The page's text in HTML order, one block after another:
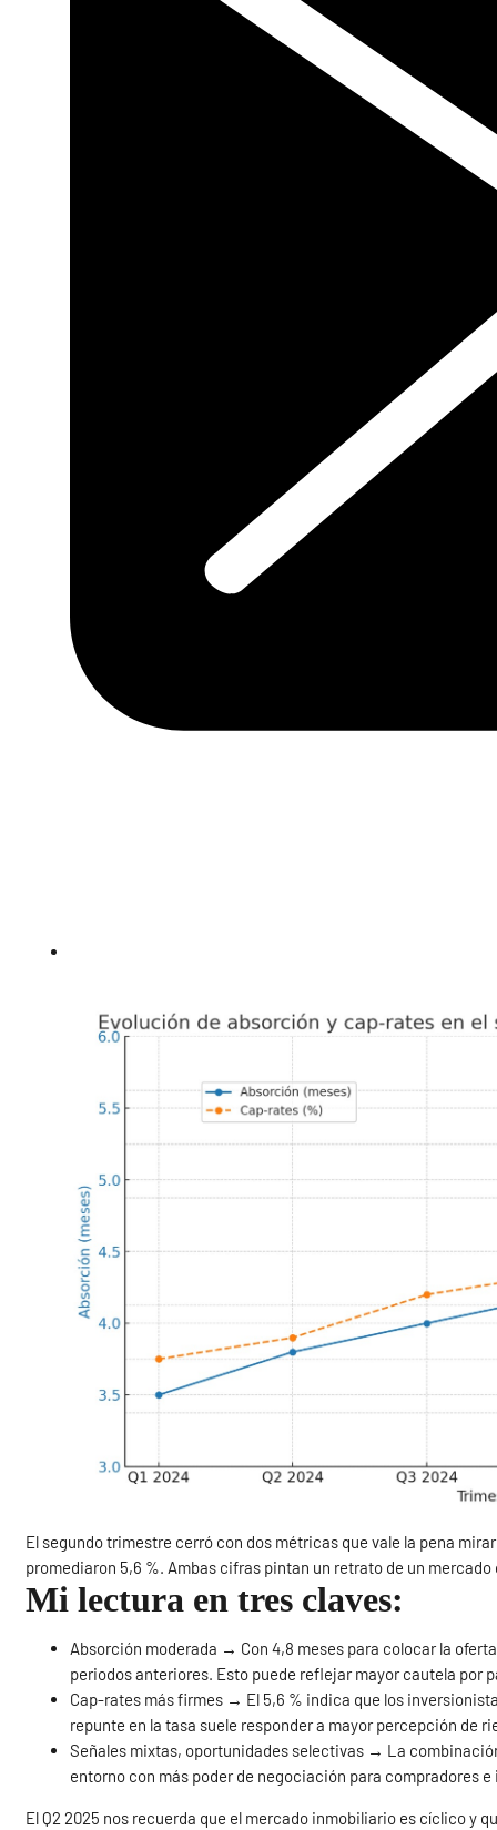
El segundo trimestre cerró con dos métricas que vale la pena
promediaron 5,6 %. Ambas cifras pintan un retrato de un
Mi lectura en tres claves:
Absorción moderada → Con 4,8 meses para colocar la
periodos anteriores. Esto puede reflejar mayor cautela por
Cap-rates más firmes → El 5,6 % indica que los
repunte en la tasa suele responder a mayor percepción de
Señales mixtas, oportunidades selectivas → La
entorno con más poder de negociación para compradores
El Q2 2025 nos recuerda que el mercado inmobiliario es cíclico y